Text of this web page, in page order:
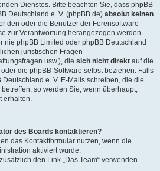
Dienstes. Bitte beachten Sie, dass phpBB
Deutschland e. V. (phpBB.de) absolut keinen
den oder die Benutzer der Forensoftware
zur Verantwortung herangezogen werden
nie phpBB Limited oder phpBB Deutschland
juristischen Fragen
usw.), die sich nicht direkt auf die
die phpBB-Software selbst beziehen. Falls
e. V. E-Mails schreiben, die die
betreffen, so werden Sie, wenn überhaupt,
erhalten.
des Boards kontaktieren?
das Kontaktformular nutzen, wenn die
aktiviert wurde.
den Link „Das Team“ verwenden.